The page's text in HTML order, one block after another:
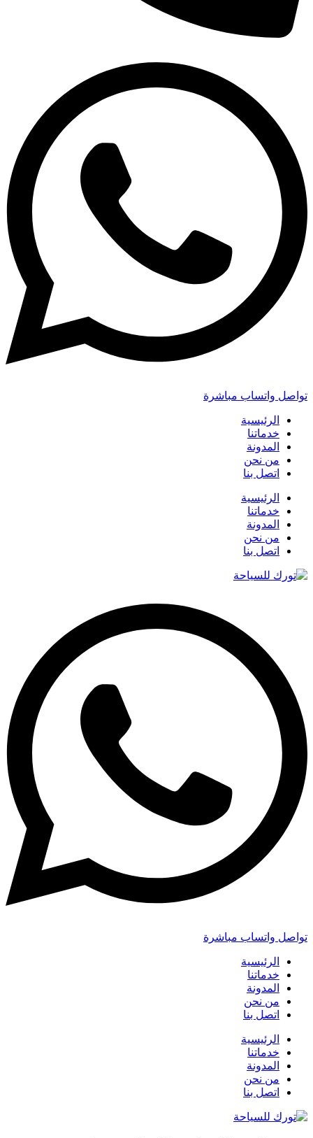
تواصل واتساب مباشرة
الرئيسية
خدماتنا
المدونة
من نحن
اتصل بنا
الرئيسية
خدماتنا
المدونة
من نحن
اتصل بنا
تواصل واتساب مباشرة
الرئيسية
خدماتنا
المدونة
من نحن
اتصل بنا
الرئيسية
خدماتنا
المدونة
من نحن
اتصل بنا